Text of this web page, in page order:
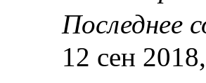
Последнее
12 сен